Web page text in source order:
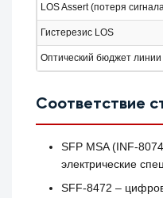
LOS Assert (потеря
Гистерезис LOS
Оптический бюджет линии
Соответствие
SFP MSA
электрические
SFF‑8472 –